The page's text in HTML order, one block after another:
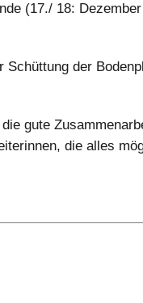
(17./ 18:
Schüttung der
gute
die alles